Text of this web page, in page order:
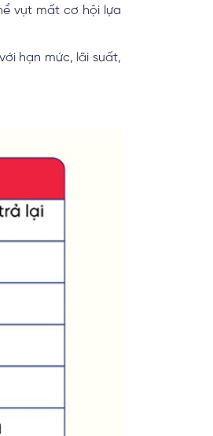
vụt mất cơ hội lựa
hạn mức, lãi suất,